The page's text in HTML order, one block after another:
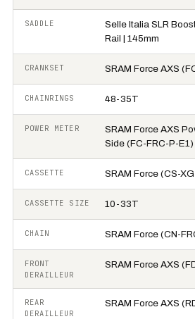
SADDLE
Selle Italia SLR
Rail | 145mm
CRANKSET SRAM Force AXS
CHAINRINGS 48-35T
POWER METER
SRAM Force AXS
Side (FC-FRC-P-E1)
CASSETTE SRAM Force (CS-
CASSETTE SIZE 10-33T
CHAIN SRAM Force (CN-
FRONT
DERAILLEUR
SRAM Force AXS
REAR
DERAILLEUR
SRAM Force AXS